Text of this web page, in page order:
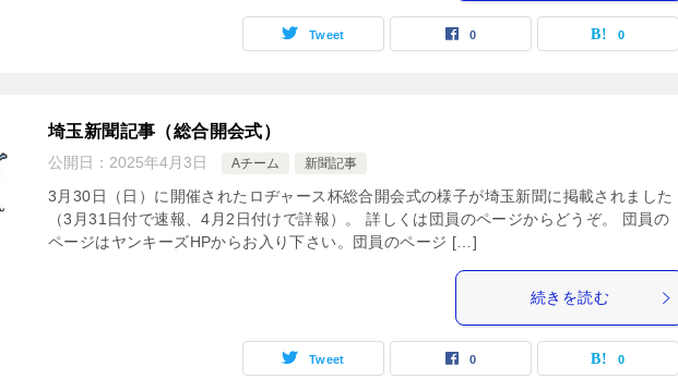
Tweet 0 0
埼玉新聞記事（総合開会式）
公開日： 2025年4月3日 Aチーム 新聞記事
3月30日（日）に開催されたロヂャース杯総合開会式の様子が埼玉新聞に掲載されました
（3月31日付で速報、4月2日付けで詳報）。 詳しくは団員のページからどうぞ。 団員の
ページはヤンキーズHPからお入り下さい。団員のページ […]
続きを読む
Tweet 0 0